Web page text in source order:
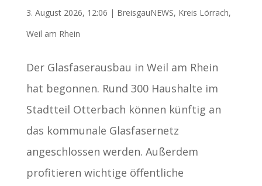
3. August 2026, 12:06 | BreisgauNEWS, Kreis Lörrach,
Weil am Rhein
Der Glasfaserausbau in Weil am Rhein
hat begonnen. Rund 300 Haushalte im
Stadtteil Otterbach können künftig an
das kommunale Glasfasernetz
angeschlossen werden. Außerdem
profitieren wichtige öffentliche